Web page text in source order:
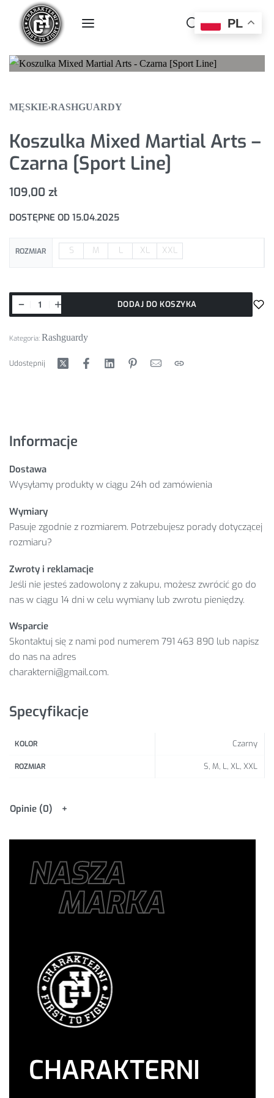
MĘSKIE›RASHGUARDY
Koszulka Mixed Martial Arts –
Czarna [Sport Line]
109,00 zł
DOSTĘPNE OD 15.04.2025
ROZMIAR S M L XL XXL
DODAJ DO KOSZYKA
Kategoria: Rashguardy
Udostępnij
Informacje
Dostawa
Wysyłamy produkty w ciągu 24h od zamówienia
Wymiary
Pasuje zgodnie z rozmiarem. Potrzebujesz porady dotyczącej
rozmiaru?
Zwroty i reklamacje
Jeśli nie jesteś zadowolony z zakupu, możesz zwrócić go do
nas w ciągu 14 dni w celu wymiany lub zwrotu pieniędzy.
Wsparcie
Skontaktuj się z nami pod numerem 791 463 890 lub napisz
do nas na adres
charakterni@gmail.com.
Specyfikacje
KOLOR Czarny
ROZMIAR S, M, L, XL, XXL
Opinie (0)
NASZA
MARKA
CHARAKTERNI
PL